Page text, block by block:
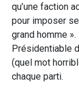
qu’une faction
pour imposer
grand homme ».
Présidentiable
(quel mot
chaque parti.